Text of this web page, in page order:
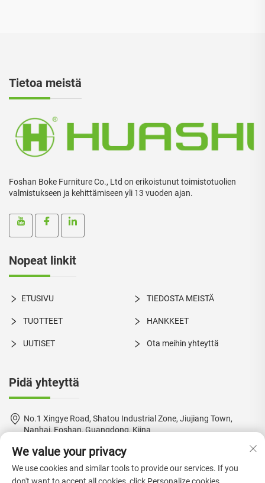
Tietoa meistä
Foshan Boke Furniture Co., Ltd on erikoistunut toimistotuolien
valmistukseen ja kehittämiseen yli 13 vuoden ajan.
Nopeat linkit
ETUSIVU TIEDOSTA MEISTÄ
TUOTTEET HANKKEET
UUTISET Ota meihin yhteyttä
Pidä yhteyttä
No.1 Xingye Road, Shatou Industrial Zone, Jiujiang Town,
Nanhai, Foshan, Guangdong, Kiina
+86-18924550960
[email protected]
We value your privacy
We use cookies and similar tools to provide our services. If you